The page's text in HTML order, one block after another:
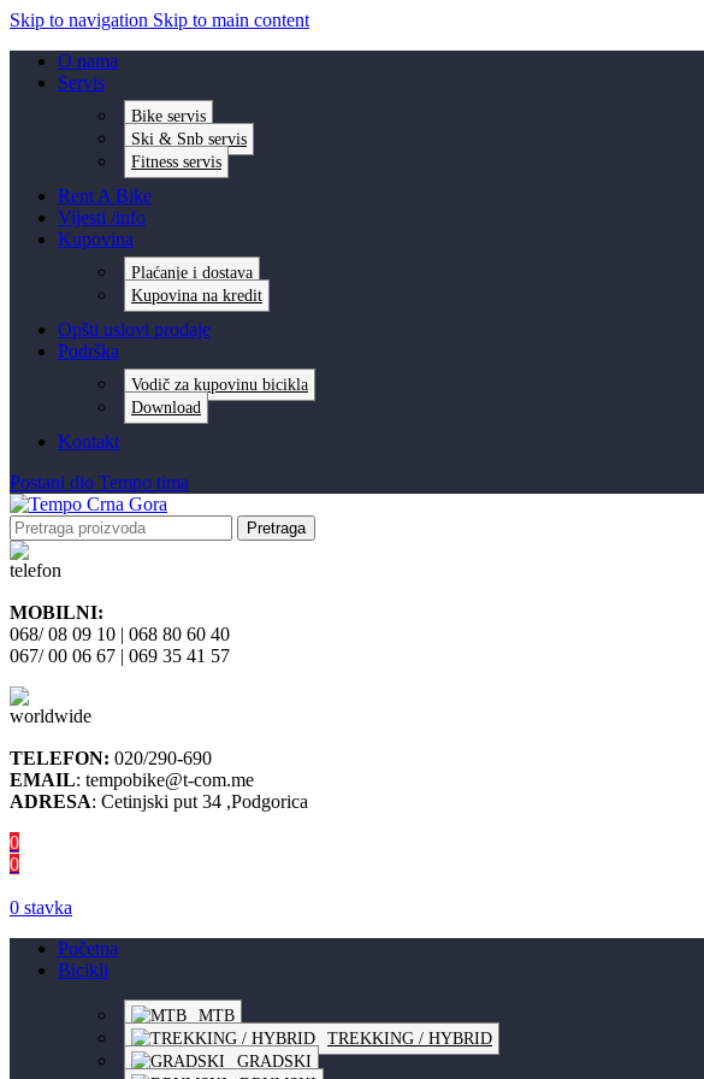
Skip to navigation Skip to main content
O nama
Servis
Bike servis
Ski & Snb servis
Fitness servis
Rent A Bike
Vijesti /info
Kupovina
Plaćanje i dostava
Kupovina na kredit
Opšti uslovi prodaje
Podrška
Vodič za kupovinu bicikla
Download
Kontakt
Postani dio Tempo tima
Pretraga
MOBILNI:
068/ 08 09 10 | 068 80 60 40
067/ 00 06 67 | 069 35 41 57
TELEFON: 020/290-690
EMAIL: tempobike@t-com.me
ADRESA: Cetinjski put 34 ,Podgorica
0
0
0 stavka
Početna
Bicikli
MTB
TREKKING / HYBRID
GRADSKI